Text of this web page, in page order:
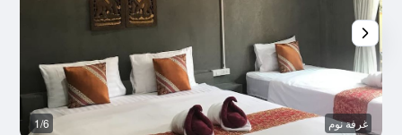
غرفة نوم 1/6